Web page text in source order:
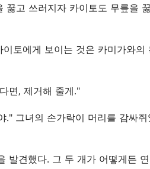
고 쓰러지자 카이토도 무릎을
토에게 보이는 것은 카미가와의
면, 제거해 줄게."
그녀의 손가락이 머리를 감싸쥐
발견했다. 그 두 개가 어떻게든